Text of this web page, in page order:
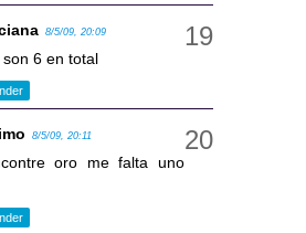
8/5/09, 20:09
6 en total
8/5/09, 20:11
oro me falta uno